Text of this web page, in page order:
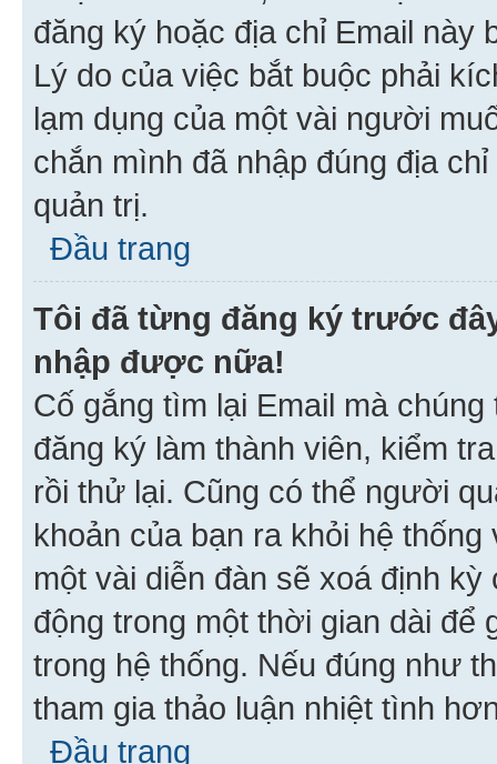
đăng ký hoặc địa chỉ Email này
Lý do của việc bắt buộc phải
lạm dụng của một vài người
chắn mình đã nhập đúng địa
quản trị.
Đầu trang
Tôi đã từng đăng ký trước
nhập được nữa!
Cố gắng tìm lại Email mà
đăng ký làm thành viên, kiểm
rồi thử lại. Cũng có thể người
khoản của bạn ra khỏi hệ
một vài diễn đàn sẽ xoá định
động trong một thời gian dài
trong hệ thống. Nếu đúng như
tham gia thảo luận nhiệt tình
Đầu trang